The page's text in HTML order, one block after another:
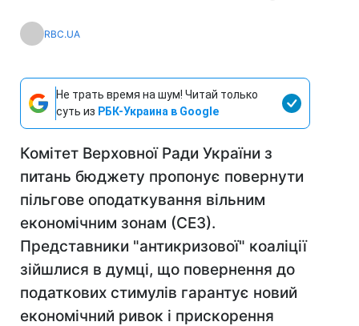
RBC.UA
Не трать время на шум! Читай только
суть из РБК-Украина в Google
Комітет Верховної Ради України з
питань бюджету пропонує повернути
пільгове оподаткування вільним
економічним зонам (СЕЗ).
Представники "антикризової" коаліції
зійшлися в думці, що повернення до
податкових стимулів гарантує новий
економічний ривок і прискорення